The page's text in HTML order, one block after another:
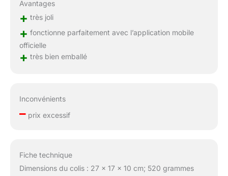
Avantages
+ très joli
+ fonctionne parfaitement avec l’application mobile
officielle
+ très bien emballé
Inconvénients
–prix excessif
Fiche technique
Dimensions du colis : 27 x 17 x 10 cm; 520 grammes